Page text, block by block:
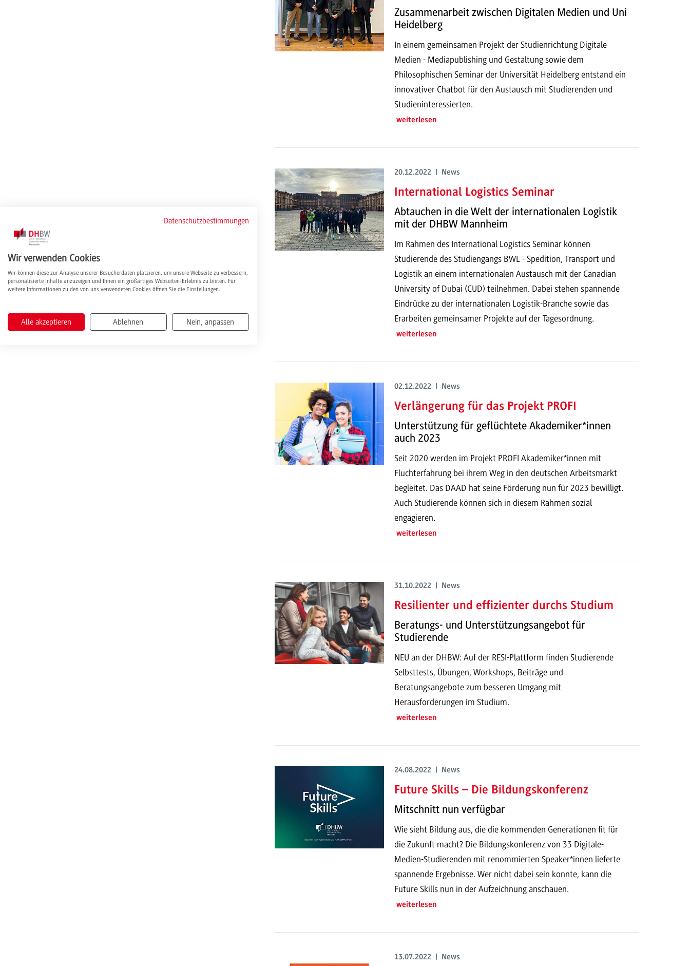
Zusammenarbeit zwischen Digitalen Medien und Uni
Heidelberg
In einem gemeinsamen Projekt der Studienrichtung Digitale
Medien - Mediapublishing und Gestaltung sowie dem
Philosophischen Seminar der Universität Heidelberg entstand ein
innovativer Chatbot für den Austausch mit Studierenden und
Studieninteressierten.
weiterlesen
20.12.2022 | News
International Logistics Seminar
Abtauchen in die Welt der internationalen Logistik
mit der DHBW Mannheim
Im Rahmen des International Logistics Seminar können
Studierende des Studiengangs BWL - Spedition, Transport und
Logistik an einem internationalen Austausch mit der Canadian
University of Dubai (CUD) teilnehmen. Dabei stehen spannende
Eindrücke zu der internationalen Logistik-Branche sowie das
Erarbeiten gemeinsamer Projekte auf der Tagesordnung.
weiterlesen
02.12.2022 | News
Verlängerung für das Projekt PROFI
Unterstützung für geflüchtete Akademiker*innen
auch 2023
Seit 2020 werden im Projekt PROFI Akademiker*innen mit
Fluchterfahrung bei ihrem Weg in den deutschen Arbeitsmarkt
begleitet. Das DAAD hat seine Förderung nun für 2023 bewilligt.
Auch Studierende können sich in diesem Rahmen sozial
engagieren.
weiterlesen
31.10.2022 | News
Resilienter und effizienter durchs Studium
Beratungs- und Unterstützungsangebot für
Studierende
NEU an der DHBW: Auf der RESI-Plattform finden Studierende
Selbsttests, Übungen, Workshops, Beiträge und
Beratungsangebote zum besseren Umgang mit
Herausforderungen im Studium.
weiterlesen
24.08.2022 | News
Future Skills – Die Bildungskonferenz
Mitschnitt nun verfügbar
Wie sieht Bildung aus, die die kommenden Generationen fit für
die Zukunft macht? Die Bildungskonferenz von 33 Digitale-
Medien-Studierenden mit renommierten Speaker*innen lieferte
spannende Ergebnisse. Wer nicht dabei sein konnte, kann die
Future Skills nun in der Aufzeichnung anschauen.
weiterlesen
13.07.2022 | News
Datenschutzbestimmungen
Wir verwenden Cookies
Wir können diese zur Analyse unserer Besucherdaten platzieren, um unsere Webseite zu verbessern,
personalisierte Inhalte anzuzeigen und Ihnen ein großartiges Webseiten-Erlebnis zu bieten. Für
weitere Informationen zu den von uns verwendeten Cookies öffnen Sie die Einstellungen.
Alle akzeptieren Ablehnen Nein, anpassen